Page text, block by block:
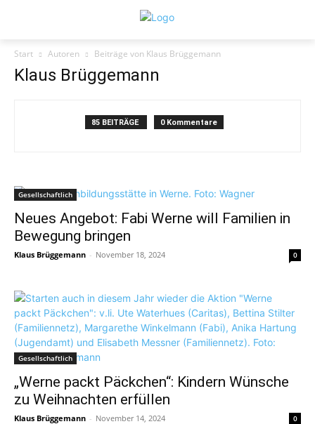
Start Autoren Beiträge von Klaus Brüggemann
Klaus Brüggemann
85 BEITRÄGE 0 Kommentare
Gesellschaftlich
Neues Angebot: Fabi Werne will Familien in
Bewegung bringen
Klaus Brüggemann - November 18, 2024 0
Gesellschaftlich
„Werne packt Päckchen“: Kindern Wünsche
zu Weihnachten erfüllen
Klaus Brüggemann - November 14, 2024 0